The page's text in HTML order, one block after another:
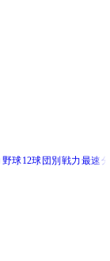
球12球団別戦力最速